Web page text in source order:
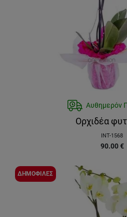
Αυθημερόν
Ορχιδέα
INT-1568
90.00 €
ΔΗΜΟΦΙΛΕΣ